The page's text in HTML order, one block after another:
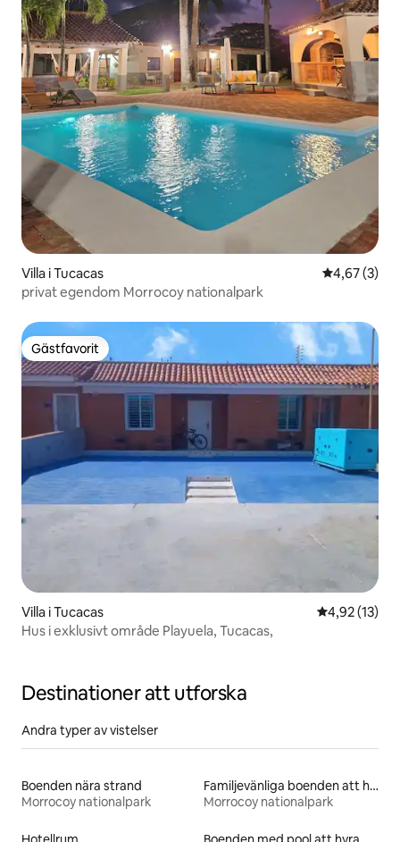
Villa i Tucacas 4,67 av 5 i
4,67 (3)
privat egendom Morrocoy nationalpark
Gästfavorit
Gästfavorit
Villa i Tucacas 4,92 av 5 i
4,92 (13)
Hus i exklusivt område Playuela, Tucacas,
Destinationer att utforska
Andra typer av vistelser
Boenden nära strand
Morrocoy nationalpark
Familjevänliga boenden att hyra
Morrocoy nationalpark